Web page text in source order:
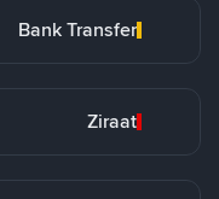
Bank Transfer
Ziraat